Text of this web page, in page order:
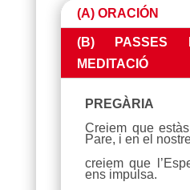
(A) ORACIÓN
(B)
MEDITACIÓ
PREGÀRIA
Creiem que
Pare, i en el
creiem que
ens impulsa.